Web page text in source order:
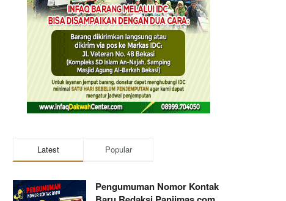
Latest Popular
Pengumuman Nomor Kontak